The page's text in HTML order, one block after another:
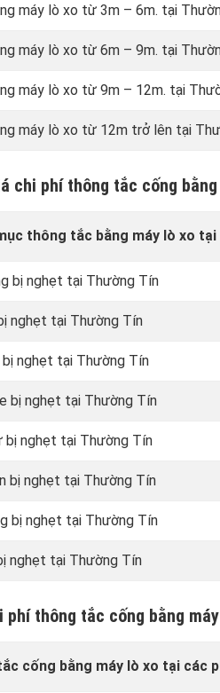
máy lò xo từ 3m – 6m. tại
máy lò xo từ 6m – 9m. tại
máy lò xo từ 9m – 12m. tại
máy lò xo từ 12m trở lên tại
chi phí thông tắc cống
thông tắc bằng máy lò xo
bị nghẹt tại Thường Tín
nghẹt tại Thường Tín
nghẹt tại Thường Tín
bị nghẹt tại Thường Tín
bị nghẹt tại Thường Tín
bị nghẹt tại Thường Tín
bị nghẹt tại Thường Tín
nghẹt tại Thường Tín
phí thông tắc cống bằng
cống bằng máy lò xo tại các